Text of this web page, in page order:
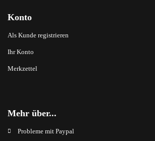
Konto
Als Kunde registrieren
Ihr Konto
Merkzettel
Mehr über...
Probleme mit Paypal